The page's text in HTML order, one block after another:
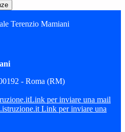
Terenzio Mamiani
- Roma (RM)
Link per inviare una mail
Link per inviare una